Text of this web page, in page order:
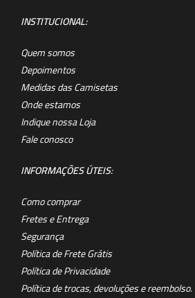
INSTITUCIONAL:
Quem somos
Depoimentos
Medidas das Camisetas
Onde estamos
Indique nossa Loja
Fale conosco
INFORMAÇÕES ÚTEIS:
Como comprar
Fretes e Entrega
Segurança
Política de Frete Grátis
Política de Privacidade
Política de trocas, devoluções e reembolso.